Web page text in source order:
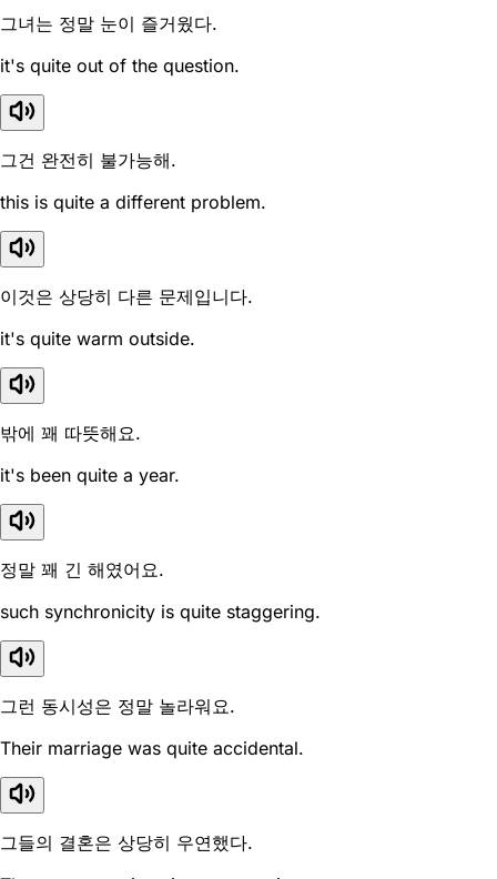
그녀는 정말 눈이 즐거웠다.
it's quite out of the question.
그건 완전히 불가능해.
this is quite a different problem.
이것은 상당히 다른 문제입니다.
it's quite warm outside.
밖에 꽤 따뜻해요.
it's been quite a year.
정말 꽤 긴 해였어요.
such synchronicity is quite staggering.
그런 동시성은 정말 놀라워요.
Their marriage was quite accidental.
그들의 결혼은 상당히 우연했다.